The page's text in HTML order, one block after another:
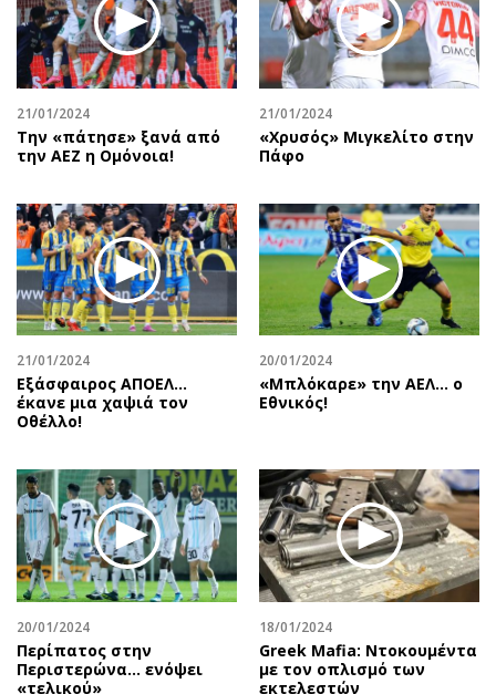
21/01/2024
Την «πάτησε» ξανά από
την ΑΕΖ η Ομόνοια!
21/01/2024
«Χρυσός» Μιγκελίτο στην
Πάφο
21/01/2024
Εξάσφαιρος ΑΠΟΕΛ…
έκανε μια χαψιά τον
Οθέλλο!
20/01/2024
«Μπλόκαρε» την ΑΕΛ… ο
Εθνικός!
20/01/2024
Περίπατος στην
Περιστερώνα… ενόψει
«τελικού»
18/01/2024
Greek Mafia: Ντοκουμέντα
με τον οπλισμό των
εκτελεστών